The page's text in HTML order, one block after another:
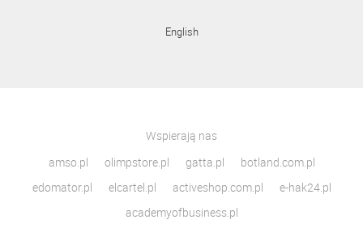
English
Wspierają nas
amso.pl
olimpstore.pl gatta.pl
botland.com.pl
edomator.pl
elcartel.pl activeshop.com.pl
e-hak24.pl
academyofbusiness.pl